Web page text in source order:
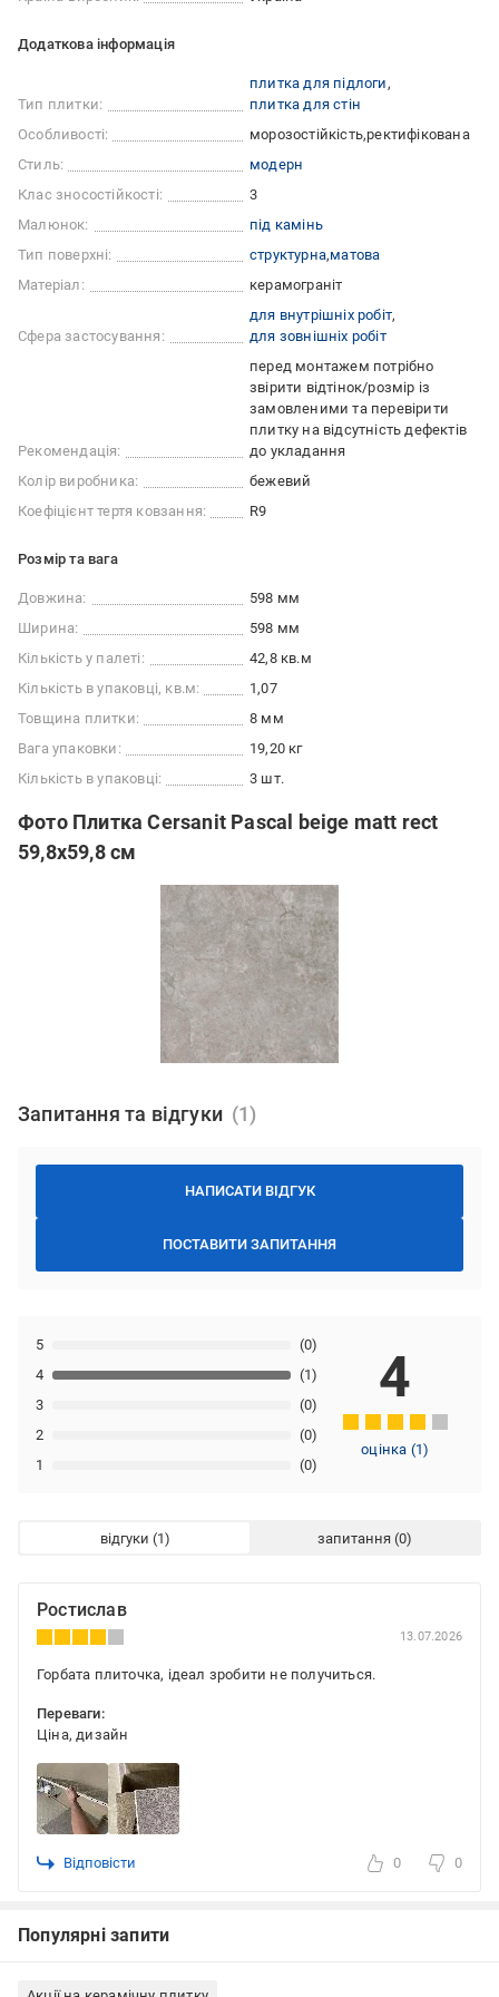
Додаткова інформація
Тип плитки:
плитка для підлоги
плитка для стін
Особливості:
морозостійкість ректифікована
Стиль:
модерн
Клас зносостійкості:
3
Малюнок:
під камінь
Тип поверхні:
cтруктурна матова
Матеріал:
керамограніт
Сфера застосування:
для внутрішніх робіт
для зовнішніх робіт
Рекомендація:
перед монтажем потрібно
звірити відтінок/розмір із
замовленими та перевірити
плитку на відсутність дефектів
до укладання
Колір виробника:
бежевий
Коефіцієнт тертя ковзання:
R9
Розмір та вага
Довжина:
598 мм
Ширина:
598 мм
Кількість у палеті:
42,8 кв.м
Кількість в упаковці, кв.м:
1,07
Товщина плитки:
8 мм
Вага упаковки:
19,20 кг
Кількість в упаковці:
3 шт.
Фото Плитка Cersanit Pascal beige matt rect
59,8x59,8 см
Запитання та відгуки
НАПИСАТИ ВІДГУК
ПОСТАВИТИ ЗАПИТАННЯ
1 (0)
2 (0)
3 (0)
4 (1)
5 (0)
4
оцінка (1)
відгуки запитання
Ростислав
13.07.2026
Горбата плиточка, ідеал зробити не получиться.
Переваги:
Ціна, дизайн
Відповісти 0 0
Популярні запити